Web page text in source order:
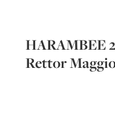
HARAMBEE
Rettor